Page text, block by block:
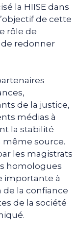
la HIISE dans
de cette
rôle de
redonner
de la justice,
médias à
la stabilité
même source.
les magistrats
homologues
importante à
de la confiance
de la société